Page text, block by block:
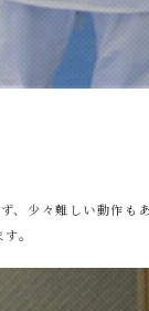
少々難しい動作
。